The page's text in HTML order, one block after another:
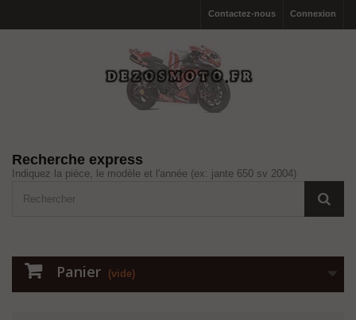
Connexion
Contactez-nous
Recherche express
Indiquez la pièce, le modèle et l'année (ex: jante 650 sv 2004)
Panier (vide)